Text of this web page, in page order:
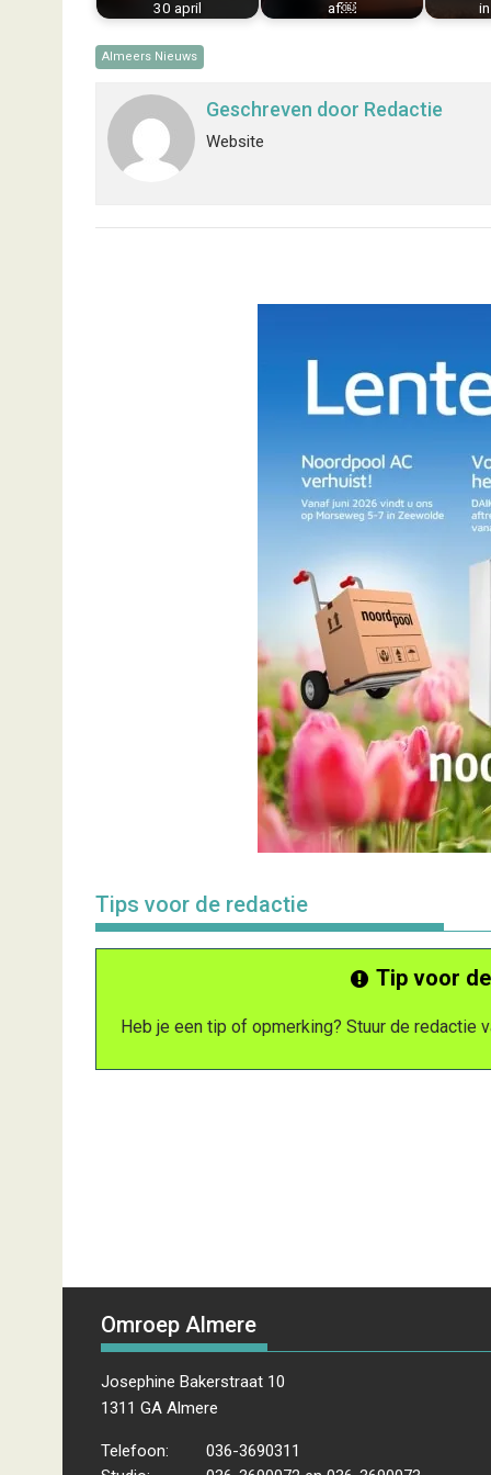
30 april
af￼
Almeers Nieuws
Geschreven door Redactie
Website
Tips voor de redactie
Tip voor
Heb je een tip of opmerking? Stuur de redactie
Omroep Almere
Josephine Bakerstraat 10
1311 GA Almere
Telefoon:
036-3690311